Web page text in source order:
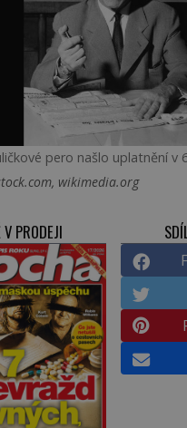
pero našlo uplatnění v
wikimedia.org
V PRODEJI